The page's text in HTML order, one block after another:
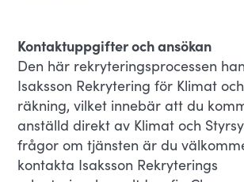
Kontaktuppgifter och ansökan
Den här rekryteringsprocessen
Isaksson Rekrytering för Klimat
räkning, vilket innebär att du
anställd direkt av Klimat och
frågor om tjänsten är du
kontakta Isaksson Rekryterings